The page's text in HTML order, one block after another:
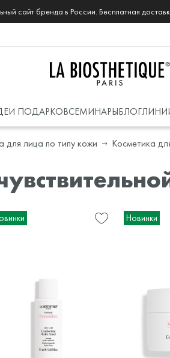
сайт бренда в России. Бесплатная
ПОДАРКОВСЕМИНАРЫБЛОГ
для лица по типу кожи Косметика
Новинки